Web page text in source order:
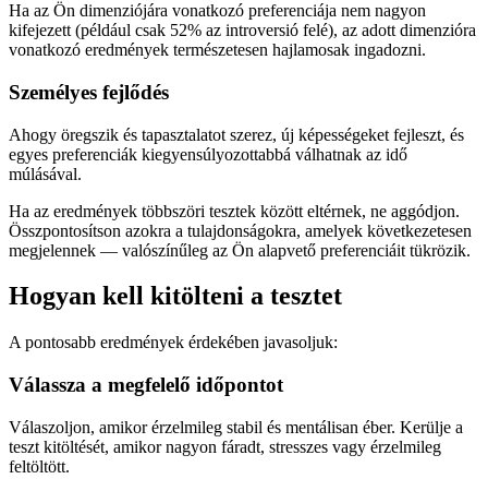
Ha az Ön dimenziójára vonatkozó preferenciája nem nagyon
kifejezett (például csak 52% az introversió felé), az adott dimenzióra
vonatkozó eredmények természetesen hajlamosak ingadozni.
Személyes fejlődés
Ahogy öregszik és tapasztalatot szerez, új képességeket fejleszt, és
egyes preferenciák kiegyensúlyozottabbá válhatnak az idő
múlásával.
Ha az eredmények többszöri tesztek között eltérnek, ne aggódjon.
Összpontosítson azokra a tulajdonságokra, amelyek következetesen
megjelennek — valószínűleg az Ön alapvető preferenciáit tükrözik.
Hogyan kell kitölteni a tesztet
A pontosabb eredmények érdekében javasoljuk:
Válassza a megfelelő időpontot
Válaszoljon, amikor érzelmileg stabil és mentálisan éber. Kerülje a
teszt kitöltését, amikor nagyon fáradt, stresszes vagy érzelmileg
feltöltött.